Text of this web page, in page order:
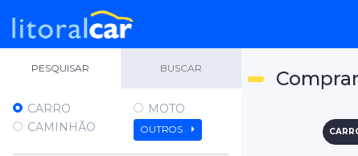
PESQUISAR BUSCAR
CARRO
MOTO
CAMINHÃO
OUTROS